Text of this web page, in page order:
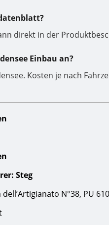
direkt in der
Einbau an?
Kosten je nach
Steg
dell’Artigianato N°38, PU